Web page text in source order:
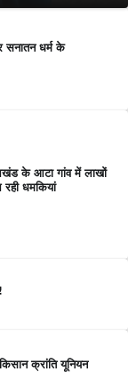
सनातन धर्म के
के आटा गांव में लाखों
धमकियां
क्रांति यूनियन